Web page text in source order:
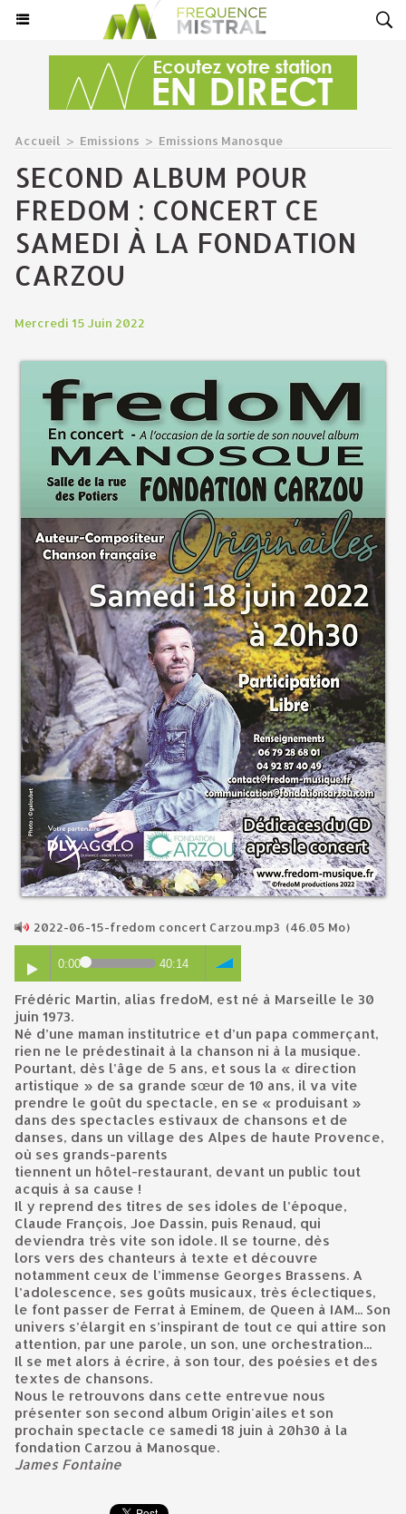
Accueil > Emissions > Emissions Manosque
SECOND ALBUM POUR
FREDOM : CONCERT CE
SAMEDI À LA FONDATION
CARZOU
Mercredi 15 Juin 2022
2022-06-15-fredom concert Carzou.mp3 (46.05 Mo)
0:00 40:14
Frédéric Martin, alias fredoM, est né à Marseille le 30
juin 1973.
Né d’une maman institutrice et d’un papa commerçant,
rien ne le prédestinait à la chanson ni à la musique.
Pourtant, dès l’âge de 5 ans, et sous la « direction
artistique » de sa grande sœur de 10 ans, il va vite
prendre le goût du spectacle, en se « produisant »
dans des spectacles estivaux de chansons et de
danses, dans un village des Alpes de haute Provence,
où ses grands-parents
tiennent un hôtel-restaurant, devant un public tout
acquis à sa cause !
Il y reprend des titres de ses idoles de l’époque,
Claude François, Joe Dassin, puis Renaud, qui
deviendra très vite son idole. Il se tourne, dès
lors vers des chanteurs à texte et découvre
notamment ceux de l’immense Georges Brassens. A
l’adolescence, ses goûts musicaux, très éclectiques,
le font passer de Ferrat à Eminem, de Queen à IAM... Son
univers s’élargit en s’inspirant de tout ce qui attire son
attention, par une parole, un son, une orchestration...
Il se met alors à écrire, à son tour, des poésies et des
textes de chansons.
Nous le retrouvons dans cette entrevue nous
présenter son second album Origin'ailes et son
prochain spectacle ce samedi 18 juin à 20h30 à la
fondation Carzou à Manosque.
James Fontaine